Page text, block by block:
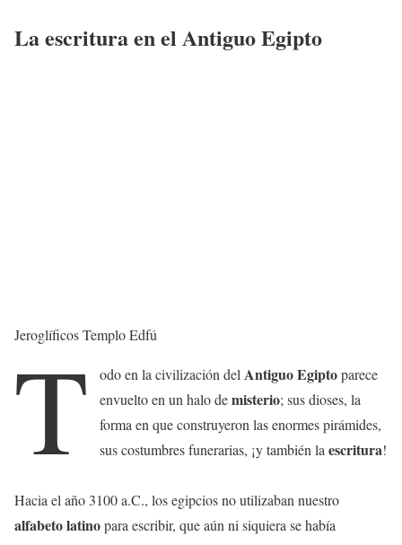
La escritura en el Antiguo Egipto
Jeroglíficos Templo Edfú
T odo en la civilización del Antiguo Egiptoparece
envuelto en un halo demisterio; sus dioses, la
forma en que construyeron las enormes pirámides,
sus costumbres funerarias, ¡y también laescritura!
Hacia el año 3100 a.C., los egipcios no utilizaban nuestro
alfabeto latinopara escribir, que aún ni siquiera se había